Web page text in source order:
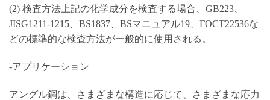
(2) 検査方法上記の化学成分を検査する場合、GB223、
JISG1211-1215、BS1837、BSマニュアル19、ГОСТ22536な
どの標準的な検査方法が一般的に使用される。
-アプリケーション
アングル鋼は、さまざまな構造に応じて、さまざまな応力